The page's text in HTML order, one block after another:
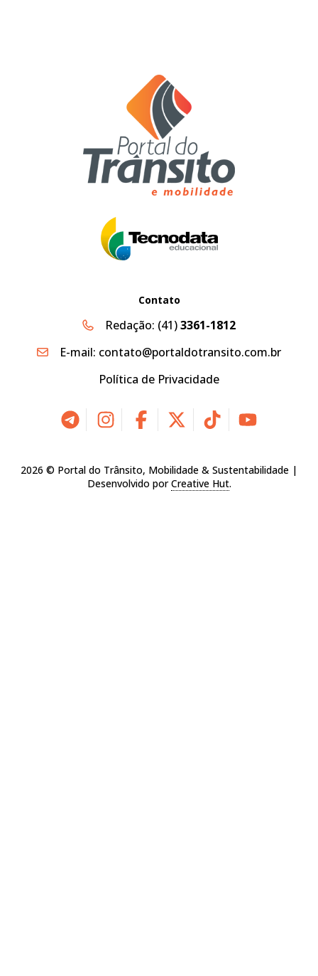
Contato
Redação: (41)3361-1812
E-mail: contato@portaldotransito.com.br
Política de Privacidade
2026 © Portal do Trânsito, Mobilidade & Sustentabilidade |
Desenvolvido porCreative Hut.